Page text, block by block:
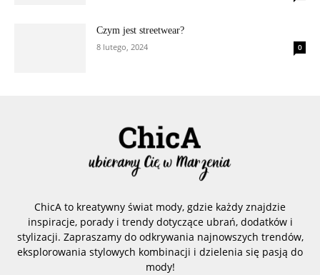
Czym jest streetwear?
8 lutego, 2024
0
ChicA to kreatywny świat mody, gdzie każdy znajdzie
inspiracje, porady i trendy dotyczące ubrań, dodatków i
stylizacji. Zapraszamy do odkrywania najnowszych trendów,
eksplorowania stylowych kombinacji i dzielenia się pasją do
mody!